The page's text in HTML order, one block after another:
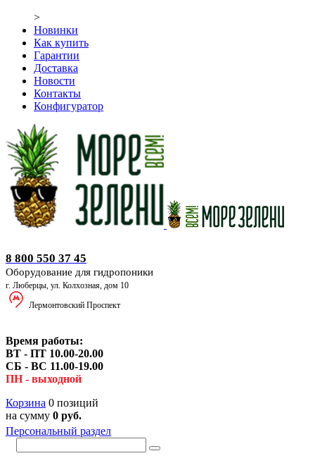
>
Новинки
Как купить
Гарантии
Доставка
Новости
Контакты
Конфигуратор
8 800 550 37 45
Оборудование для гидропоники
г. Люберцы, ул. Колхозная, дом 10
Лермонтовский Проспект
Время работы:
ВТ - ПТ 10.00-20.00
СБ - ВС 11.00-19.00
ПН - выходной
Корзина 0 позиций
на сумму 0 руб.
Персональный раздел